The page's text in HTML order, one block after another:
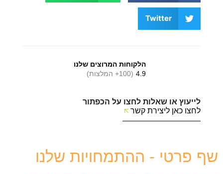
Twitter
הלקוחות המרוצים שלנו
4.9 (100+ המלצות)
לייעוץ או שאלות לחצו על הכפתור
לחצו כאן ליצירת קשר
שף פרטי - ההתמחויות שלנו